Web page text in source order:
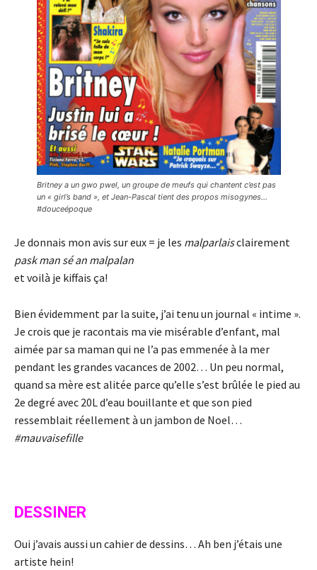
Britney a un gwo pwel, un groupe de meufs qui chantent c’est pas
un « girl’s band », et Jean-Pascal tient des propos misogynes…
#douceépoque
Je donnais mon avis sur eux = je les malparlaisclairement
pask man sé an malpalan
et voilà je kiffais ça!
Bien évidemment par la suite, j’ai tenu un journal « intime ».
Je crois que je racontais ma vie misérable d’enfant, mal
aimée par sa maman qui ne l’a pas emmenée à la mer
pendant les grandes vacances de 2002… Un peu normal,
quand sa mère est alitée parce qu’elle s’est brûlée le pied au
2e degré avec 20L d’eau bouillante et que son pied
ressemblait réellement à un jambon de Noel…
#mauvaisefille
DESSINER
Oui j’avais aussi un cahier de dessins… Ah ben j’étais une
artiste hein!